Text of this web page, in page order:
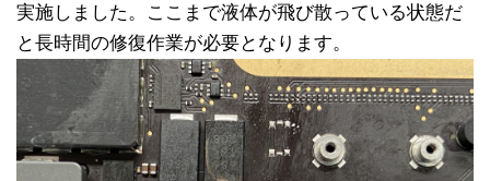
実施しました。ここまで液体が飛び散っている状態だ
と長時間の修復作業が必要となります。